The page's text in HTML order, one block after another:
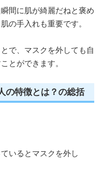
間に肌が綺麗だねと褒め
の手入れも重要です。
で、マスクを外しても自
とができます。
の特徴とは？の総括
いるとマスクを外し